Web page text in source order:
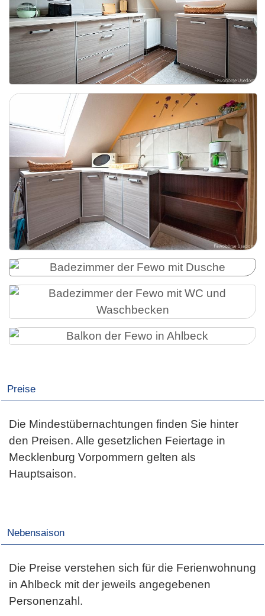
Preise
Die Mindestübernachtungen finden Sie hinter
den Preisen. Alle gesetzlichen Feiertage in
Mecklenburg Vorpommern gelten als
Hauptsaison.
Nebensaison
Die Preise verstehen sich für die Ferienwohnung
in Ahlbeck mit der jeweils angegebenen
Personenzahl.